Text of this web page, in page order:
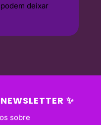
deixar
✨
sobre